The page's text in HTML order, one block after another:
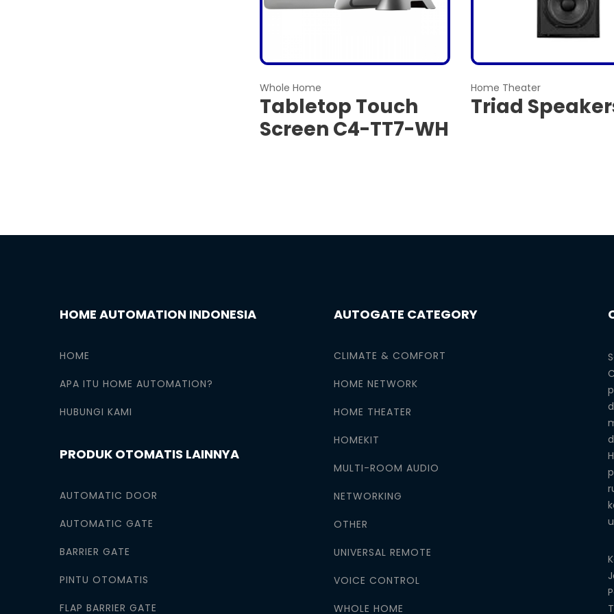
Whole Home
Tabletop Touch
Screen C4-TT7-WH
Home Theater
Triad
HOME AUTOMATION INDONESIA
HOME
APA ITU HOME AUTOMATION?
HUBUNGI KAMI
PRODUK OTOMATIS LAINNYA
AUTOMATIC DOOR
AUTOMATIC GATE
BARRIER GATE
PINTU OTOMATIS
FLAP BARRIER GATE
AUTOGATE CATEGORY
CLIMATE & COMFORT
HOME NETWORK
HOME THEATER
HOMEKIT
MULTI-ROOM AUDIO
NETWORKING
OTHER
UNIVERSAL REMOTE
VOICE CONTROL
WHOLE HOME